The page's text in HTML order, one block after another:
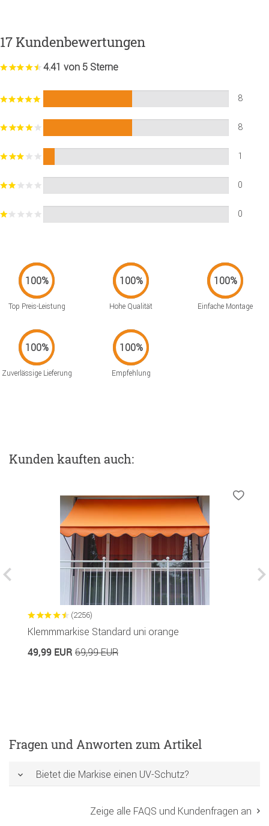
17 Kundenbewertungen
4.41 von 5 Sterne
8
8
1
0
0
Top Preis-Leistung Hohe Qualität Einfache Montage
Zuverlässige Lieferung Empfehlung
Kunden kauften auch:
(2256)
Klemmmarkise Standard uni orange
49,99 EUR 69,99 EUR
Fragen und Anworten zum Artikel
Bietet die Markise einen UV-Schutz?
Zeige alle FAQS und Kundenfragen an